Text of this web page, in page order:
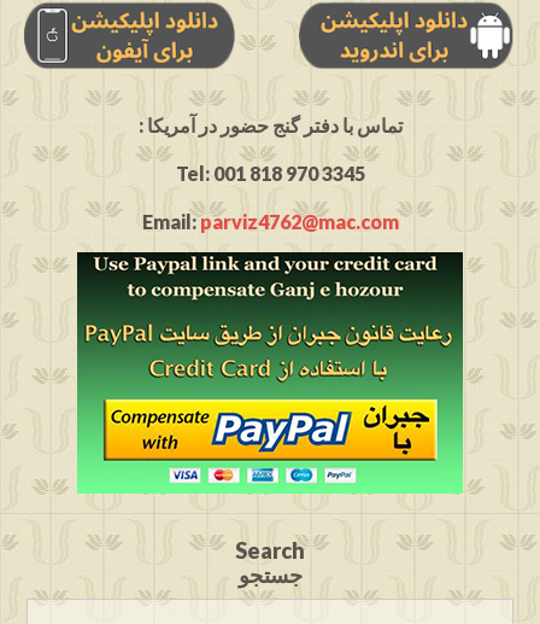
: تماس با دفتر گنج حضور در آمریکا
Tel: 001 818 970 3345
Email:parviz4762@mac.com
Search
جستجو